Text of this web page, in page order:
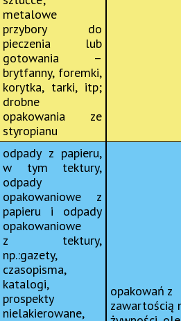
metalowe
przybory do
pieczenia lub
gotowania –
brytfanny, foremki,
korytka, tarki, itp;
drobne
opakowania ze
styropianu
odpady z papieru,
w tym tektury,
odpady
opakowaniowe z
papieru i odpady
opakowaniowe
z tektury,
np.:gazety,
czasopisma,
katalogi,
prospekty
nielakierowane,
opakowań z
zawartością